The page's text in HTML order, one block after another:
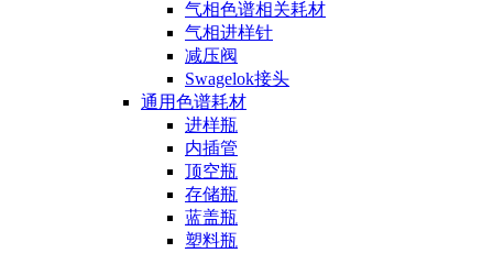
气相色谱相关耗材
气相进样针
减压阀
Swagelok接头
通用色谱耗材
进样瓶
内插管
顶空瓶
存储瓶
蓝盖瓶
塑料瓶